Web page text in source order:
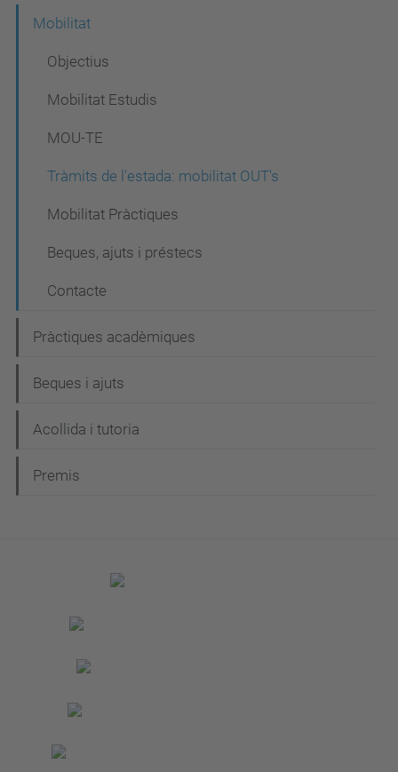
Mobilitat
Objectius
Mobilitat Estudis
MOU-TE
Tràmits de l'estada: mobilitat OUT's
Mobilitat Pràctiques
Beques, ajuts i préstecs
Contacte
Pràctiques acadèmiques
Beques i ajuts
Acollida i tutoria
Premis